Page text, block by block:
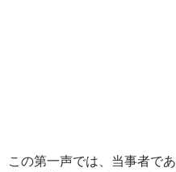
この第一声では、当事者で